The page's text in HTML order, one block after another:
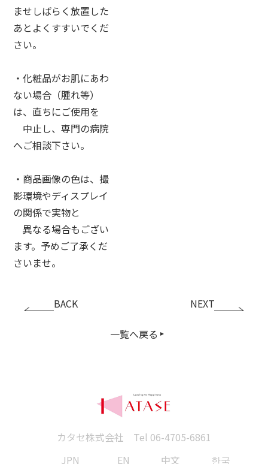
ませしばらく放置した
あとよくすすいでくだ
さい。
・化粧品がお肌にあわ
ない場合（腫れ等）
は、直ちにご使用を
中止し、専門の病院
へご相談下さい。
・商品画像の色は、撮
影環境やディスプレイ
の関係で実物と
異なる場合もござい
ます。予めご了承くだ
さいませ。
BACK
一覧へ戻る
NEXT
カタセ株式会社 Tel 06-4705-6861
JPN
EN 中文 한국